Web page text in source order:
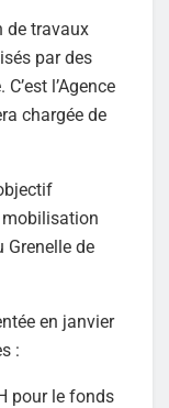
de travaux
par des
l’Agence
chargée de
mobilisation
Grenelle de
en janvier
:
pour le fonds